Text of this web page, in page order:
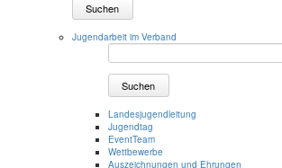
Suchen
Jugendarbeit im Verband
Suchen
Landesjugendleitung
Jugendtag
EventTeam
Wettbewerbe
Auszeichnungen und Ehrungen